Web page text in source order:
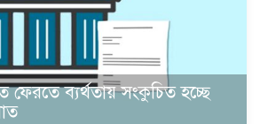
ব্যর্থতায় সংকুচিত হচ্ছে